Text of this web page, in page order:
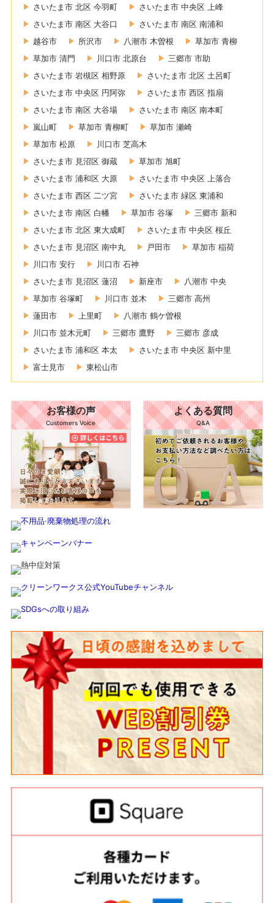
さいたま市 北区 今羽町
さいたま市 中央区 上峰
さいたま市 南区 大谷口
さいたま市 南区 南浦和
越谷市
所沢市 八潮市 木曽根
草加市 青柳
草加市 清門
川口市 北原台
三郷市 市助
さいたま市 岩槻区 相野原
さいたま市 北区 土呂町
さいたま市 中央区 円阿弥
さいたま市 西区 指扇
さいたま市 南区 大谷場
さいたま市 南区 南本町
嵐山町
草加市 青柳町
草加市 瀬崎
草加市 松原
川口市 芝高木
さいたま市 見沼区 御蔵
草加市 旭町
さいたま市 浦和区 大原
さいたま市 中央区 上落合
さいたま市 西区 二ツ宮
さいたま市 緑区 東浦和
さいたま市 南区 白幡
草加市 谷塚
三郷市 新和
さいたま市 北区 東大成町
さいたま市 中央区 桜丘
さいたま市 見沼区 南中丸
戸田市
草加市 稲荷
川口市 安行
川口市 石神
さいたま市 見沼区 蓮沼
新座市
八潮市 中央
草加市 谷塚町
川口市 並木
三郷市 高州
蓮田市
上里町
八潮市 鶴ケ曽根
川口市 並木元町
三郷市 鷹野
三郷市 彦成
さいたま市 浦和区 本太
さいたま市 中央区 新中里
富士見市
東松山市
お客様の声
Customers Voice
よくある質問
Q&A